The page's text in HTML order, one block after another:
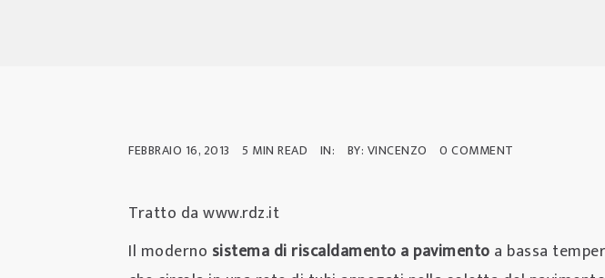
FEBBRAIO 16, 2013 5 MIN READ IN: BY: VINCENZO 0 COMMENT
Tratto da www.rdz.it
Il moderno sistema di riscaldamento a pavimento a bassa